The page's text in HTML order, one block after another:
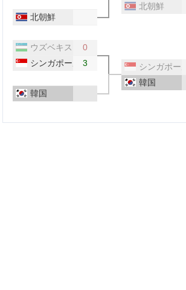
北朝鮮
ウズベキスタン
0
シンガポール
3
韓国
北朝鮮
シンガポール
韓国